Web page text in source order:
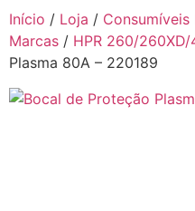
Início / Loja / Consumíveis
Marcas / HPR 260/260XD/
Plasma 80A – 220189